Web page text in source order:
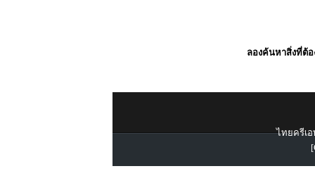
ลองค้นหาสิ่งที่ต้อ
ไทยครีเอ
[